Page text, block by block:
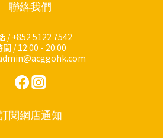
聯絡我們
/ +852 5122 7542
間 / 12:00 - 20:00
閱網店通知